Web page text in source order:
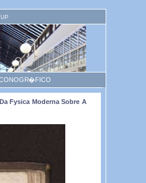
UP
Fysica Moderna Sobre A